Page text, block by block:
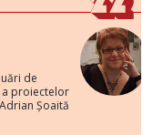
de
a proiectelor
Șoaită